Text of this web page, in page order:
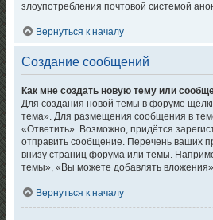
злоупотребления почтовой системой
Вернуться к началу
Создание сообщений
Как мне создать новую тему или
Для создания новой темы в форуме
тема». Для размещения сообщения в
«Ответить». Возможно, придётся
отправить сообщение. Перечень ваших
внизу страниц форума или темы.
темы», «Вы можете добавлять
Вернуться к началу